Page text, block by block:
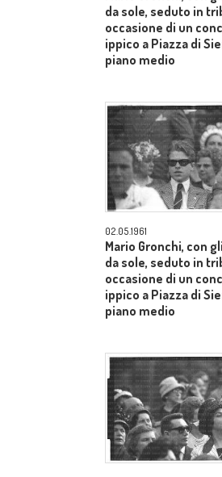
da sole, seduto in
occasione di un
ippico a Piazza di
piano medio
02.05.1961
Mario Gronchi, con
da sole, seduto in
occasione di un
ippico a Piazza di
piano medio